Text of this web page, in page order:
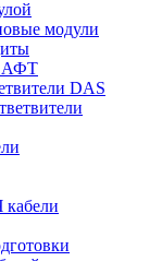
модули
АФТ
DAS